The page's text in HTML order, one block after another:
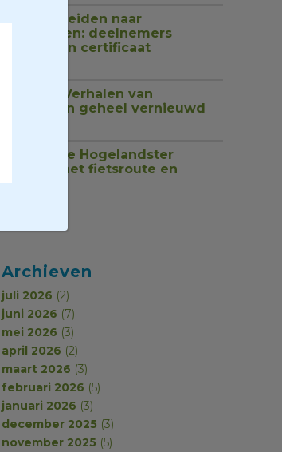
Van rondleiden naar
begeleiden: deelnemers
ontvangen certificaat
Website Verhalen van
Groningen geheel vernieuwd
Ontdek de Hogelandster
molens met fietsroute en
podcast
Archieven
juli 2026 (2)
juni 2026 (7)
mei 2026 (3)
april 2026 (2)
maart 2026 (3)
februari 2026 (5)
januari 2026 (3)
december 2025 (3)
november 2025 (5)